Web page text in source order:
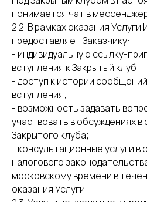
понимается чат в
2.2. В рамках оказания
предоставляет Заказчику:
- индивидуальную ссылку-
вступления к Закрытый клуб;
- доступ к истории
вступления;
- возможность задавать
участвовать в обсуждениях в
Закрытого клуба;
- консультационные услуги в
налогового
московскому времени в
оказания Услуги.